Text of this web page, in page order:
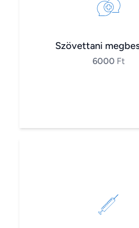
Szövettani
6000 Ft